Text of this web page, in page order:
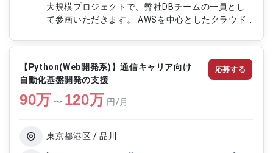
大規模プロジェクトで、弊社DBチームの一員とし
て参画いただきます。 AWSを中心としたクラウド
Google Cloudを利用する可能性もあります。 クラ
ウド基盤の構築から運用支援まで幅広く携わること
ができる案件です。 【作業内容】 ・設定変更手順
書および各種報告書の作成を行います ・クラウド
基盤に関する設定変更作業を実施します ・作業計
画の策定および進捗管理を行います ・本番環境へ
間作業や本番ネットワーク昇格後の現地対応を行う
【Python(Web開発系)】通信キャリア向け
自動化基盤開発の支援
90万 〜 120万 円/月
東京都港区 / 品川
応募する